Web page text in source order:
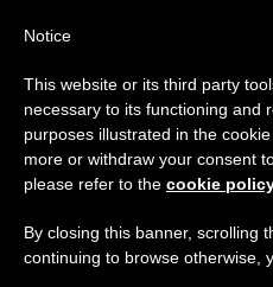
DAY
May
DERNIÈRES NOUVELLES
Notice
This website or its third party
necessary to its functioning and
purposes illustrated in the
more or withdraw your consent
please refer to the cookie
By closing this banner, scrolling
continuing to browse otherwise,